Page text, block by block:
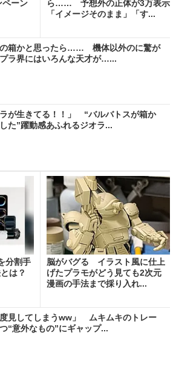
ペーン
ら…… 予想外の正体が3万表示
「イメージそのまま」「す...
の箱かと思ったら…… 機体以外のに驚が
ラ界にはいろんな天才が…...
ラが生きてる！！」 “バルバトスが箱か
た”躍動感あふれるジオラ...
分割手
は？
脳がバグる イラスト風に仕上
げたプラモがどう見ても2次元
漫画の手法まで採り入れ...
度見してしまうww」 ムキムキのトレー
“意外なもの”にギャップ...